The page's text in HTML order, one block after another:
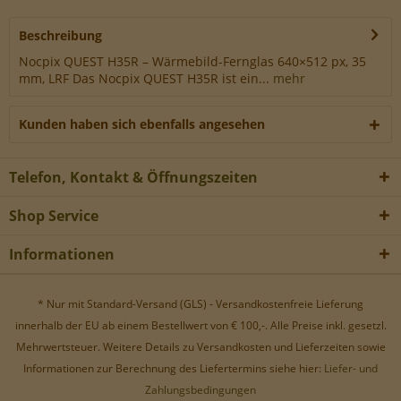
Beschreibung
Nocpix QUEST H35R – Wärmebild-Fernglas 640×512 px, 35
mm, LRF Das Nocpix QUEST H35R ist ein... mehr
Kunden haben sich ebenfalls angesehen
Telefon, Kontakt & Öffnungszeiten
Shop Service
Informationen
* Nur mit Standard-Versand (GLS) - Versandkostenfreie Lieferung
innerhalb der EU ab einem Bestellwert von € 100,-. Alle Preise inkl. gesetzl.
Mehrwertsteuer. Weitere Details zu Versandkosten und Lieferzeiten sowie
Informationen zur Berechnung des Liefertermins siehe hier: Liefer- und
Zahlungsbedingungen